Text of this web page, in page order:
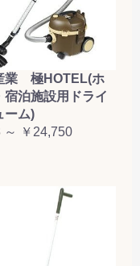
業 極HOTEL(ホ
宿泊施設用ドライ
ーム)
～ ￥24,750